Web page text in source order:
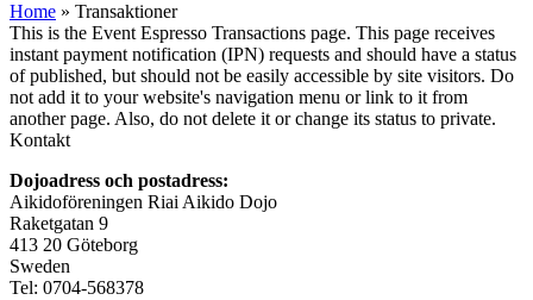
Home » Transaktioner
This is the Event Espresso Transactions page. This page receives
instant payment notification (IPN) requests and should have a status
of published, but should not be easily accessible by site visitors. Do
not add it to your website's navigation menu or link to it from
another page. Also, do not delete it or change its status to private.
Kontakt
Dojoadress och postadress:
Aikidoföreningen Riai Aikido Dojo
Raketgatan 9
413 20 Göteborg
Sweden
Tel: 0704-568378